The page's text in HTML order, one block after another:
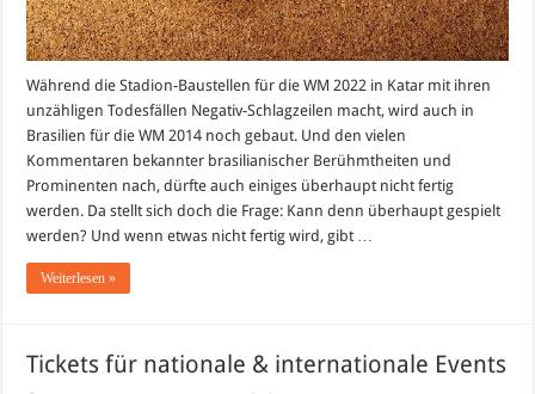
Während die Stadion-Baustellen für die WM 2022 in Katar mit ihren
unzähligen Todesfällen Negativ-Schlagzeilen macht, wird auch in
Brasilien für die WM 2014 noch gebaut. Und den vielen
Kommentaren bekannter brasilianischer Berühmtheiten und
Prominenten nach, dürfte auch einiges überhaupt nicht fertig
werden. Da stellt sich doch die Frage: Kann denn überhaupt gespielt
werden? Und wenn etwas nicht fertig wird, gibt …
Weiterlesen »
Tickets für nationale & internationale Events